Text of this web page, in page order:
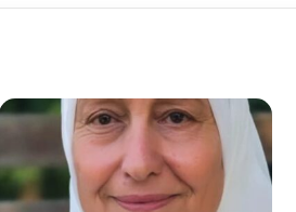
مهدي
الأعلى
للغة
العربية
في
أفريقيا